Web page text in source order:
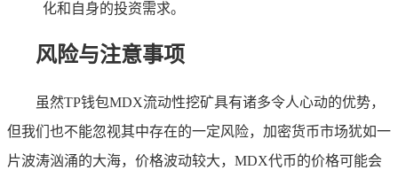
化和自身的投资需求。
风险与注意事项
虽然TP钱包MDX流动性挖矿具有诸多令人心动的优势，
但我们也不能忽视其中存在的一定风险，加密货币市场犹如一
片波涛汹涌的大海，价格波动较大，MDX代币的价格可能会